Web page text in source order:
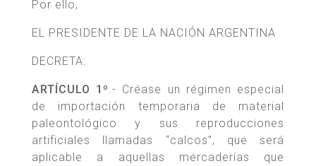
Por ello,
EL PRESIDENTE DE LA NACIÓN ARGENTINA
DECRETA:
ARTÍCULO 1º .- Créase un régimen especial
de importación temporaria de material
paleontológico y sus reproducciones
artificiales llamadas “calcos”, que será
aplicable a aquellas mercaderías que